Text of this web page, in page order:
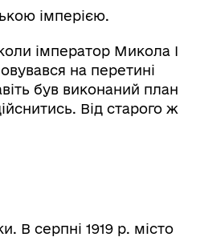
імперією.
імператор Микола І
на перетині
був виконаний план
Від старого ж
В серпні 1919 р. місто